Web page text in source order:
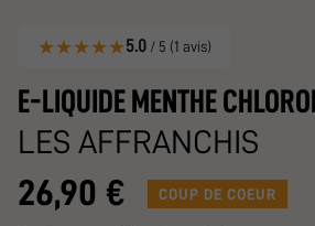
★★★★★5.0 / 5 (1 avis)
E-LIQUIDE MENTHE
LES AFFRANCHIS
26,90 € COUP DE COEUR